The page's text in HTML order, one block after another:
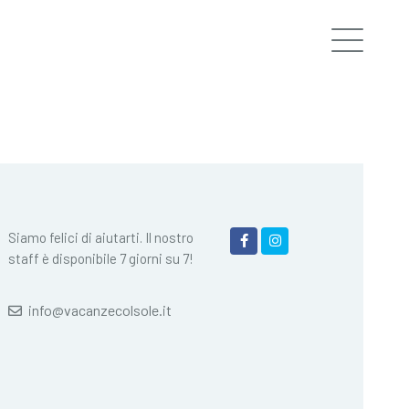
Siamo felici di aiutarti. Il nostro
staff è disponibile 7 giorni su 7!
info@vacanzecolsole.it